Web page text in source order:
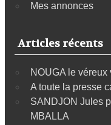
Mes annonces
Articles récents
NOUGA le véreux
A toute la presse
SANDJON Jules
MBALLA